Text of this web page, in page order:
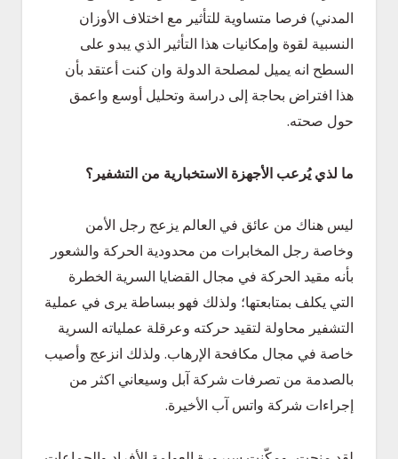
المدني) فرصا متساوية للتأثير مع اختلاف الأوزان
النسبية لقوة وإمكانيات هذا التأثير الذي يبدو على
السطح انه يميل لمصلحة الدولة وان كنت أعتقد بأن
هذا افتراض بحاجة إلى دراسة وتحليل أوسع واعمق
حول صحته.
ما لذي يُرعب الأجهزة الاستخبارية من التشفير؟
ليس هناك من عائق في العالم يزعج رجل الأمن
وخاصة رجل المخابرات من محدودية الحركة والشعور
بأنه مقيد الحركة في مجال القضايا السرية الخطرة
التي يكلف بمتابعتها؛ ولذلك فهو ببساطة يرى في عملية
التشفير محاولة لتقيد حركته وعرقلة عملياته السرية
خاصة في مجال مكافحة الإرهاب. ولذلك انزعج وأصيب
بالصدمة من تصرفات شركة آبل وسيعاني اكثر من
إجراءات شركة واتس آب الأخيرة.